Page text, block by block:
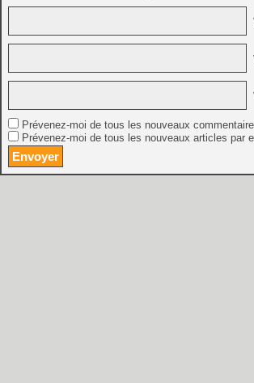
Prévenez-moi de tous les nouveaux
Prévenez-moi de tous les nouveaux articles par